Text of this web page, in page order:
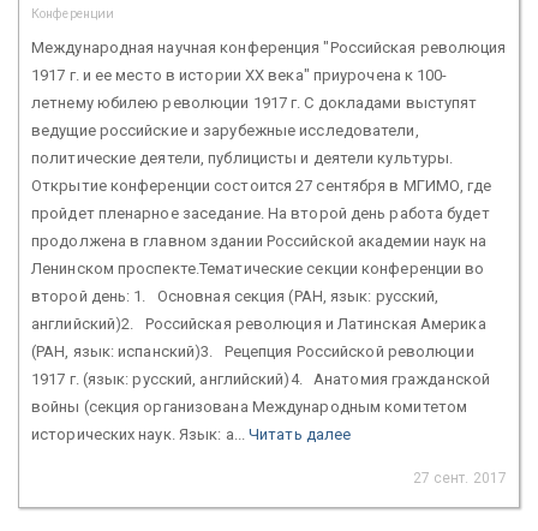
Конференции
Международная научная конференция "Российская революция
1917 г. и ее место в истории XX века" приурочена к 100-
летнему юбилею революции 1917 г. С докладами выступят
ведущие российские и зарубежные исследователи,
политические деятели, публицисты и деятели культуры.
Открытие конференции состоится 27 сентября в МГИМО, где
пройдет пленарное заседание. На второй день работа будет
продолжена в главном здании Российской академии наук на
Ленинском проспекте.Тематические секции конференции во
второй день: 1. Основная секция (РАН, язык: русский,
английский)2. Российская революция и Латинская Америка
(РАН, язык: испанский)3. Рецепция Российской революции
1917 г. (язык: русский, английский)4. Анатомия гражданской
войны (секция организована Международным комитетом
исторических наук. Язык: а... Читать далее
27 сент. 2017